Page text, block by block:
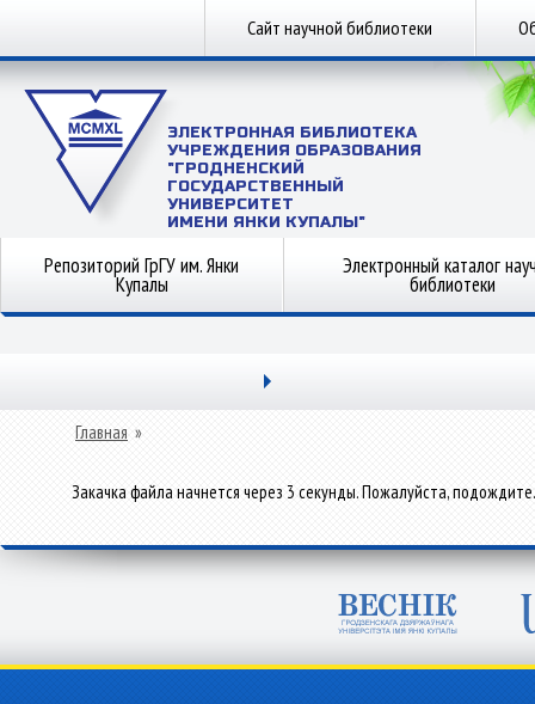
Сайт научной библиотеки
ЭЛЕКТРОННАЯ БИБЛИОТЕКА
УЧРЕЖДЕНИЯ ОБРАЗОВАНИЯ
"ГРОДНЕНСКИЙ
ГОСУДАРСТВЕННЫЙ
УНИВЕРСИТЕТ
ИМЕНИ ЯНКИ КУПАЛЫ"
Репозиторий ГрГУ им. Янки
Купалы
Электронный каталог
библиотеки
Главная »
Закачка файла начнется через 3 секунды. Пожалуйста, подождите.